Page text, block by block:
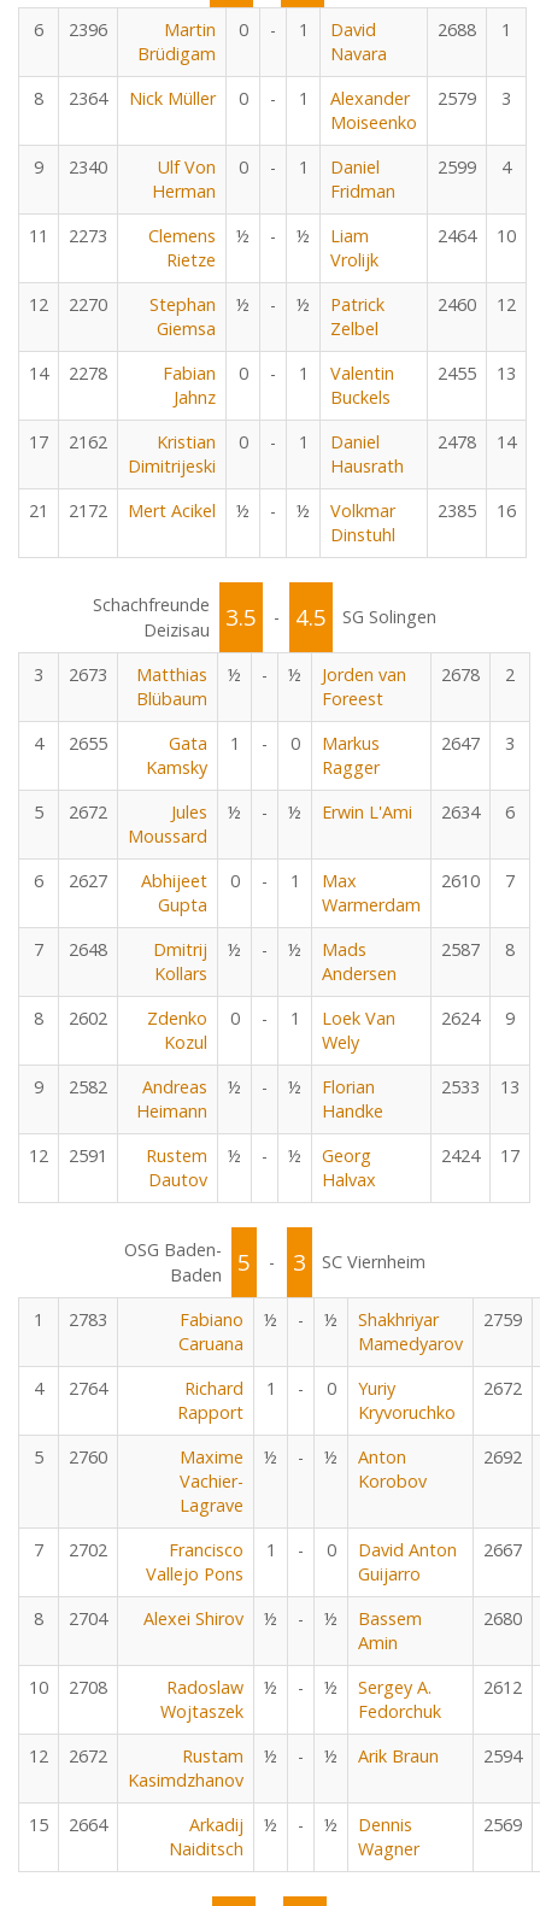
6 2396
Martin
Brüdigam
0 - 1
David
Navara
2688 1
8 2364 Nick Müller 0 - 1
Alexander
Moiseenko
2579 3
9 2340
Ulf Von
Herman
0 - 1
Daniel
Fridman
2599 4
11 2273
Clemens
Rietze
½ - ½
Liam
Vrolijk
2464 10
12 2270
Stephan
Giemsa
½ - ½
Patrick
Zelbel
2460 12
14 2278
Fabian
Jahnz
0 - 1
Valentin
Buckels
2455 13
17 2162
Kristian
Dimitrijeski
0 - 1
Daniel
Hausrath
2478 14
21 2172 Mert Acikel ½ - ½
Volkmar
Dinstuhl
2385 16
Schachfreunde
Deizisau
3.5 - 4.5 SG Solingen
3 2673
Matthias
Blübaum
½ - ½
Jorden van
Foreest
2678 2
4 2655
Gata
Kamsky
1 - 0
Markus
Ragger
2647 3
5 2672
Jules
Moussard
½ - ½ Erwin L'Ami 2634 6
6 2627
Abhijeet
Gupta
0 - 1
Max
Warmerdam
2610 7
7 2648
Dmitrij
Kollars
½ - ½
Mads
Andersen
2587 8
8 2602
Zdenko
Kozul
0 - 1
Loek Van
Wely
2624 9
9 2582
Andreas
Heimann
½ - ½
Florian
Handke
2533 13
12 2591
Rustem
Dautov
½ - ½
Georg
Halvax
2424 17
OSG Baden-
Baden
5 - 3 SC Viernheim
1 2783
Fabiano
Caruana
½ - ½
Shakhriyar
Mamedyarov
2759
4 2764
Richard
Rapport
1 - 0
Yuriy
Kryvoruchko
2672
5 2760
Maxime
Vachier-
Lagrave
½ - ½
Anton
Korobov
2692
7 2702
Francisco
Vallejo Pons
1 - 0
David Anton
Guijarro
2667
8 2704 Alexei Shirov ½ - ½
Bassem
Amin
2680
10 2708
Radoslaw
Wojtaszek
½ - ½
Sergey A.
Fedorchuk
2612
12 2672
Rustam
Kasimdzhanov
½ - ½ Arik Braun 2594
15 2664
Arkadij
Naiditsch
½ - ½
Dennis
Wagner
2569